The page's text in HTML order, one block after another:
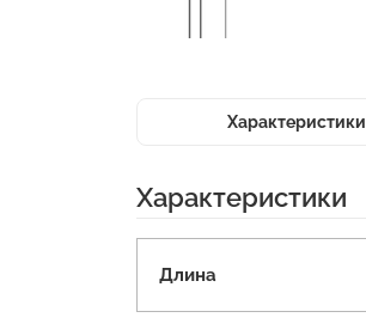
Характеристики
Характеристики
Длина